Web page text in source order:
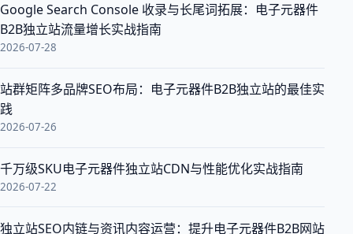
Google Search Console 收录与长尾词拓展：电子元器件
B2B独立站流量增长实战指南
2026-07-28
站群矩阵多品牌SEO布局：电子元器件B2B独立站的最佳实
践
2026-07-26
千万级SKU电子元器件独立站CDN与性能优化实战指南
2026-07-22
独立站SEO内链与资讯内容运营：提升电子元器件B2B网站